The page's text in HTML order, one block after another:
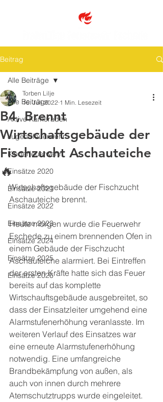
Beitrag
Alle Beiträge
Aktive Kameraden
Jugendfeuerwehr
Kinderfeuerwehr
Einsätze 2020
Einsätze 2021
Einsätze 2022
Einsätze 2023
Einsätze 2024
Einsätze 2025
Einsätze 2026
Alle Beiträge
B4, Brennt
Wirtschaftsgebäude der
Fischzucht Aschauteiche
🔥
Torben Lilje
16. Juli 2022 1 Min. Lesezeit
Wirtschaftsgebäude der Fischzucht
Aschauteiche brennt.
Heute morgen wurde die Feuerwehr
Eschede zu einem brennenden Ofen in
einem Gebäude der Fischzucht
Aschauteiche alarmiert. Bei Eintreffen
der ersten Kräfte hatte sich das Feuer
bereits auf das komplette
Wirtschauftsgebäude ausgebreitet, so
dass der Einsatzleiter umgehend eine
Alarmstufenerhöhung veranlasste. Im
weiteren Verlauf des Einsatzes war
eine erneute Alarmstufenerhöhung
notwendig. Eine umfangreiche
Brandbekämpfung von außen, als
auch von innen durch mehrere
Atemschutztrupps wurde eingeleitet.